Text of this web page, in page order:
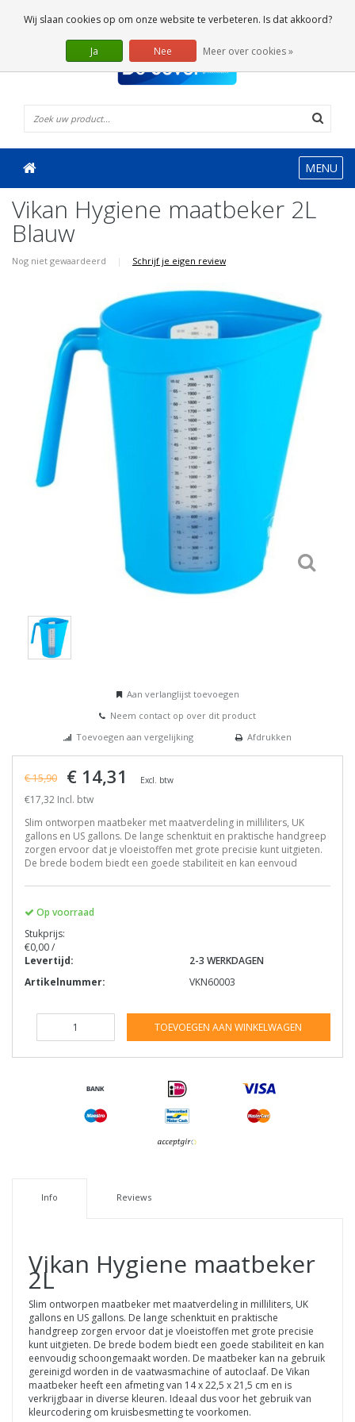
0 Artikelen
MENU
Vikan Hygiene maatbeker 2L
Blauw
Nog niet gewaardeerd | Schrijf je eigen review
Aan verlanglijst toevoegen
Neem contact op over dit product
Toevoegen aan vergelijking
Afdrukken
€ 15,90 € 14,31 Excl. btw
€17,32 Incl. btw
Slim ontworpen maatbeker met maatverdeling in milliliters, UK
gallons en US gallons. De lange schenktuit en praktische handgreep
zorgen ervoor dat je vloeistoffen met grote precisie kunt uitgieten.
De brede bodem biedt een goede stabiliteit en kan eenvoud
Op voorraad
Stukprijs:
€0,00 /
Levertijd:
2-3 WERKDAGEN
Artikelnummer:
VKN60003
TOEVOEGEN AAN WINKELWAGEN
Info Reviews
Vikan Hygiene maatbeker
2L
Slim ontworpen maatbeker met maatverdeling in milliliters, UK
gallons en US gallons. De lange schenktuit en praktische
handgreep zorgen ervoor dat je vloeistoffen met grote precisie
kunt uitgieten. De brede bodem biedt een goede stabiliteit en kan
eenvoudig schoongemaakt worden. De maatbeker kan na gebruik
gereinigd worden in de vaatwasmachine of autoclaaf. De Vikan
maatbeker heeft een afmeting van 14 x 22,5 x 21,5 cm en is
verkrijgbaar in diverse kleuren. Ideaal dus voor het gebruik van
kleurcodering om kruisbesmetting te voorkomen.
Wij slaan cookies op om onze website te verbeteren. Is dat akkoord?
Ja Nee Meer over cookies »